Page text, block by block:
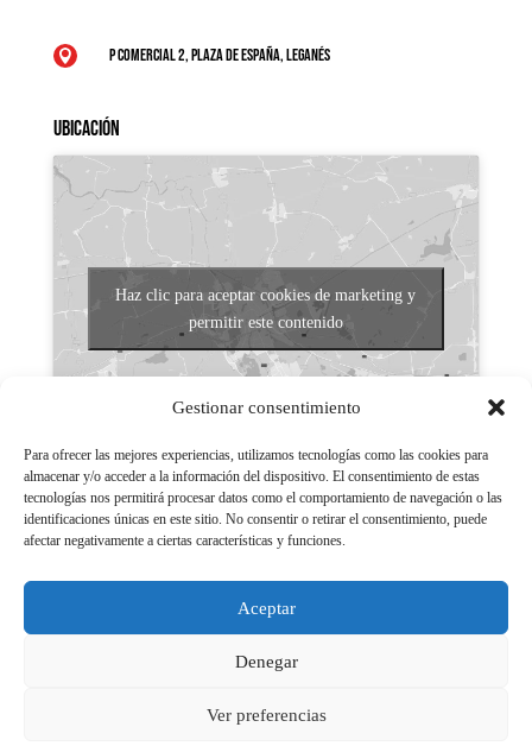
Gestionar consentimiento
Para ofrecer las mejores experiencias, utilizamos tecnologías como las cookies para
almacenar y/o acceder a la información del dispositivo. El consentimiento de estas
tecnologías nos permitirá procesar datos como el comportamiento de navegación o las
identificaciones únicas en este sitio. No consentir o retirar el consentimiento, puede
afectar negativamente a ciertas características y funciones.
Aceptar
Denegar
Ver preferencias
 P Comercial 2, Plaza de España, Leganés
Ubicación
Haz clic para aceptar cookies de marketing y
permitir este contenido
Aviso legal
Políticas de Privacidad
Aviso Legal